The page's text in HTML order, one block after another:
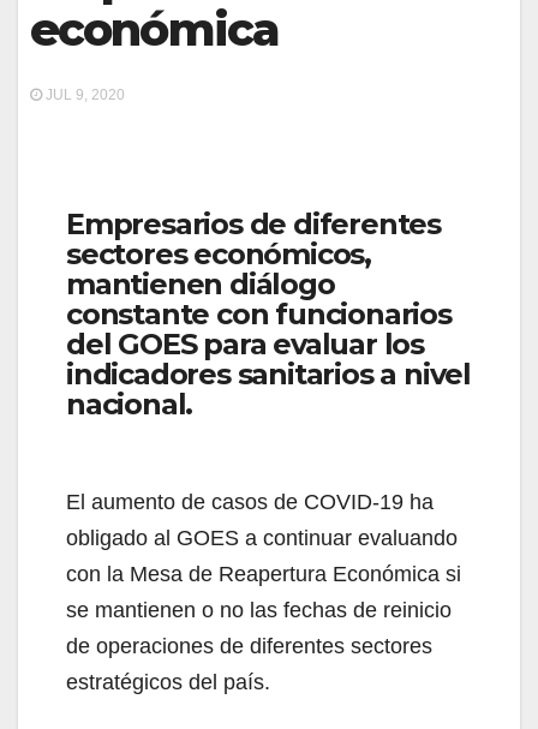
económica
JUL 9, 2020
Empresarios de diferentes
sectores económicos,
mantienen diálogo
constante con funcionarios
del GOES para evaluar los
indicadores sanitarios a nivel
nacional.
El aumento de casos de COVID-19 ha
obligado al GOES a continuar evaluando
con la Mesa de Reapertura Económica si
se mantienen o no las fechas de reinicio
de operaciones de diferentes sectores
estratégicos del país.